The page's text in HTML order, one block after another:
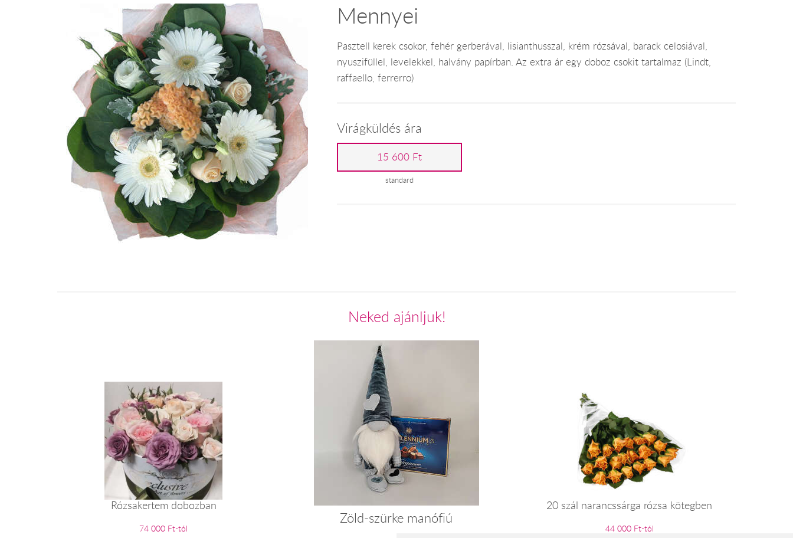
Mennyei
Pasztell kerek csokor, fehér gerberával, lisianthusszal, krém rózsával, barack celosiával,
nyuszifüllel, levelekkel, halvány papírban. Az extra ár egy doboz csokit tartalmaz (Lindt,
raffaello, ferrerro)
Virágküldés ára
15 600 Ft
standard
Neked ajánljuk!
Rózsakertem dobozban
74 000 Ft-tól
Zöld-szürke manófiú
20 szál narancssárga rózsa kötegben
44 000 Ft-tól